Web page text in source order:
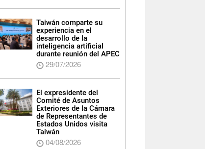
Taiwán comparte su
experiencia en el
desarrollo de la
inteligencia artificial
durante reunión del APEC
29/07/2026
El expresidente del
Comité de Asuntos
Exteriores de la Cámara
de Representantes de
Estados Unidos visita
Taiwán
04/08/2026